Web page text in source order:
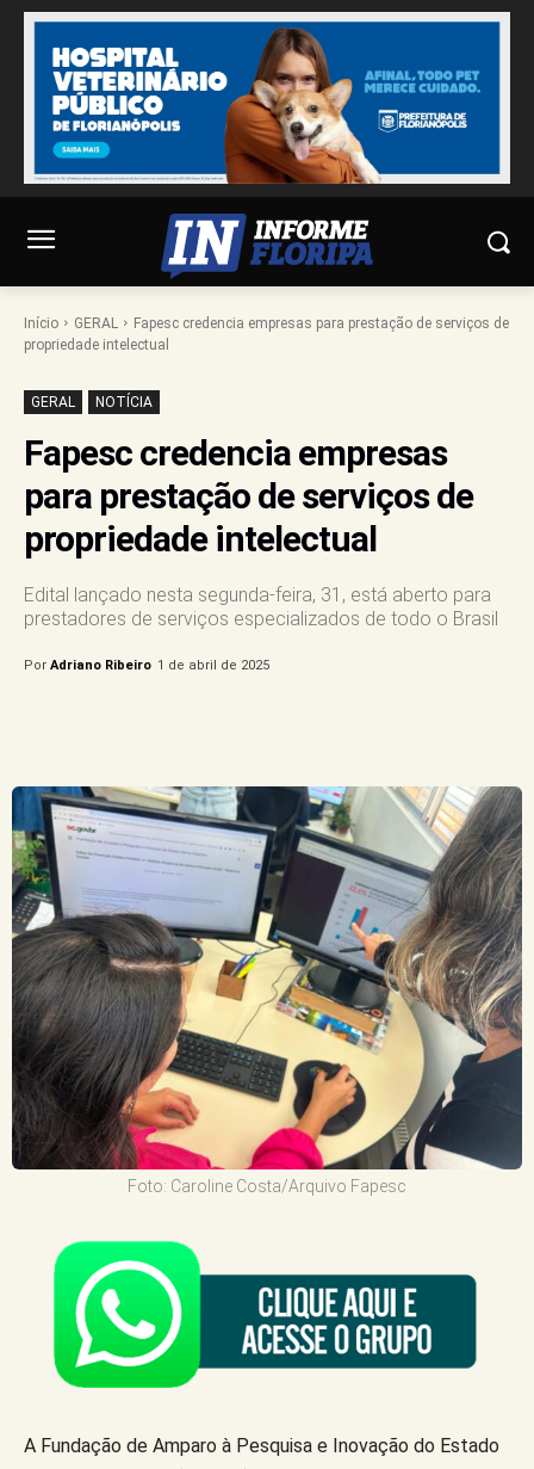
Início GERAL
Fapesc credencia empresas para prestação de serviços de
propriedade intelectual
GERAL NOTÍCIA
Fapesc credencia empresas
para prestação de serviços de
propriedade intelectual
Edital lançado nesta segunda-feira, 31, está aberto para
prestadores de serviços especializados de todo o Brasil
Por Adriano Ribeiro 1 de abril de 2025
Foto: Caroline Costa/Arquivo Fapesc
A Fundação de Amparo à Pesquisa e Inovação do Estado